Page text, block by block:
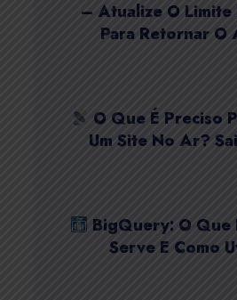
– Atualize O Limite
Para Retornar O
O Que É Preciso
Um Site No Ar?
BigQuery: O Que
Serve E Como